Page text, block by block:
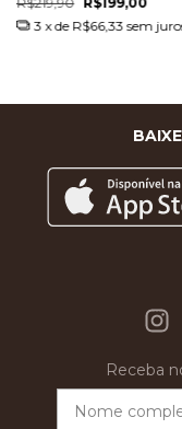
3 x de R$66,33 sem
Receba